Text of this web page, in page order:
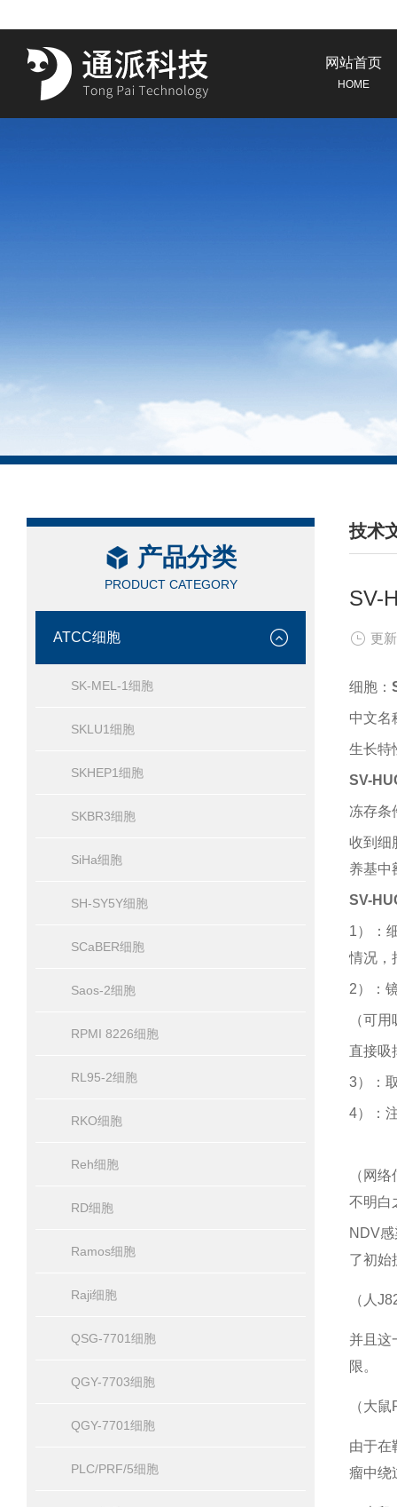
网站首页
HOME
产品分类
PRODUCT CATEGORY
ATCC细胞
SK-MEL-1细胞
SKLU1细胞
SKHEP1细胞
SKBR3细胞
SiHa细胞
SH-SY5Y细胞
SCaBER细胞
Saos-2细胞
RPMI 8226细胞
RL95-2细胞
RKO细胞
Reh细胞
RD细胞
Ramos细胞
Raji细胞
QSG-7701细胞
QGY-7703细胞
QGY-7701细胞
PLC/PRF/5细胞
技术
/
SV-
更
细胞：
中文名
生长特
SV-
冻存条
收到细
养基中
SV-
1）：
情况，
2）：
（可
直接吸
3）：
4）：
（网
不明白
NDV
了初始
（人
并且这
限。
（大
由于在
瘤中绕